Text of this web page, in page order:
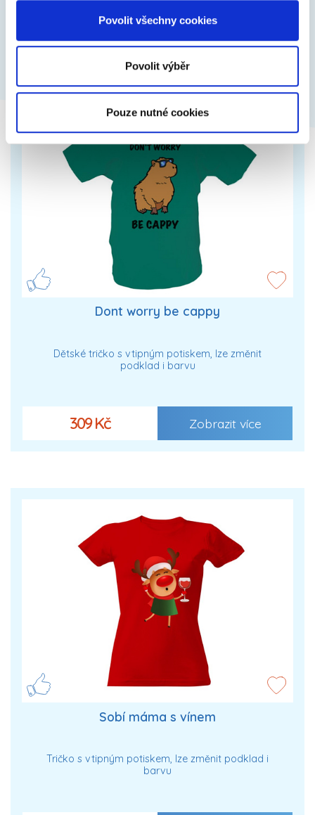
Povolit všechny cookies
Povolit výběr
Pouze nutné cookies
449 Kč Zobrazit více
Dont worry be cappy
Dětské tričko s vtipným potiskem, lze změnit
podklad i barvu
309 Kč Zobrazit více
Sobí máma s vínem
Tričko s vtipným potiskem, lze změnit podklad i
barvu